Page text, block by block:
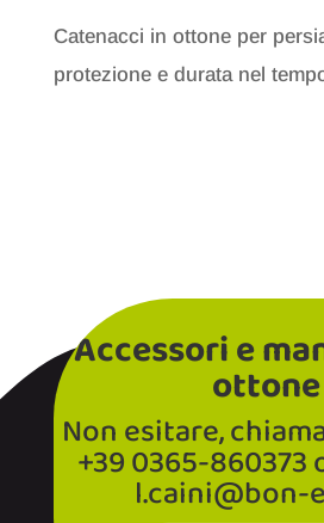
Catenacci in ottone per
protezione e durata nel
Accessori e
ottone
Non esitare,
+39 0365-
l.caini@bon-